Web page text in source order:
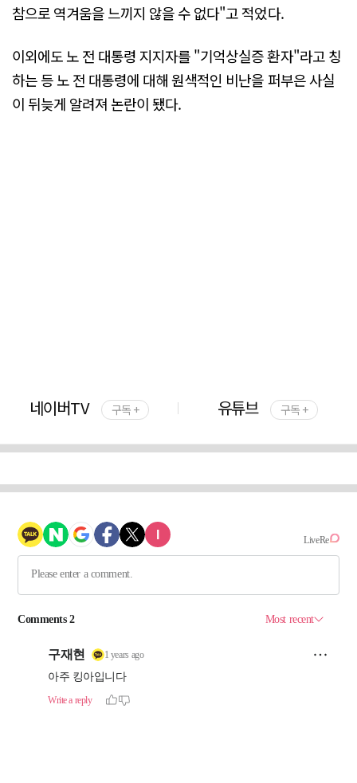
참으로 역겨움을 느끼지 않을 수 없다"고 적었다.
이외에도 노 전 대통령 지지자를 "기억상실증 환자"라고 칭
하는 등 노 전 대통령에 대해 원색적인 비난을 퍼부은 사실
이 뒤늦게 알려져 논란이 됐다.
네이버TV 구독 + 유튜브 구독 +